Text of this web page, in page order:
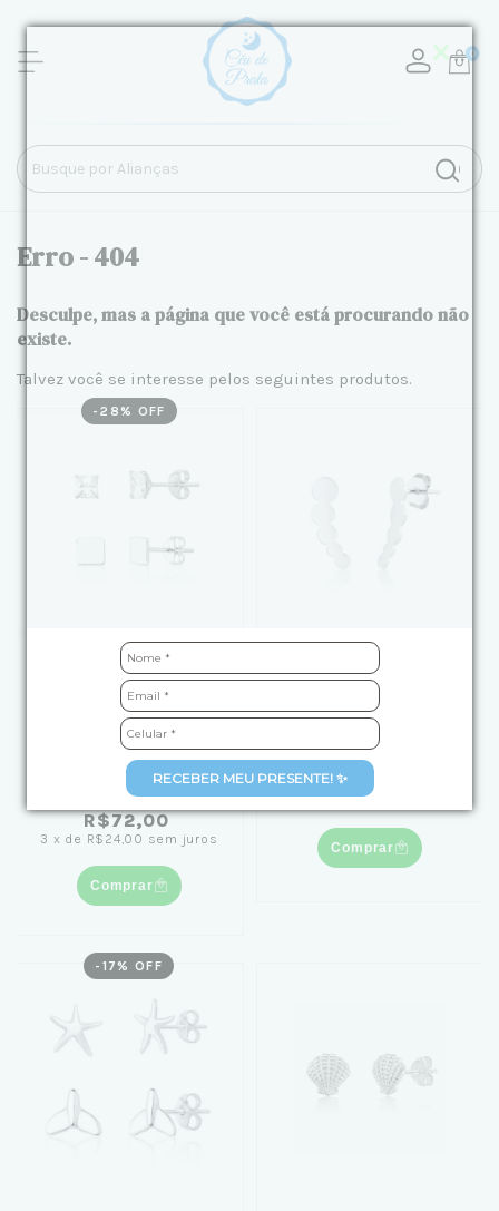
RECEBER MEU PRESENTE! ✨
0
Erro - 404
Desculpe, mas a página que você está procurando não
existe.
Talvez você se interesse pelos seguintes produtos.
- 28 % OFF
Kit Brinco de Prata Duo
Carre e Liso
R$99,90por
R$72,00
3 x de R$24,00 sem juros
Comprar
Brinco de Prata
Círculos Crescentes
R$69,90
3 xdeR$23,30
Comprar
- 17 % OFF